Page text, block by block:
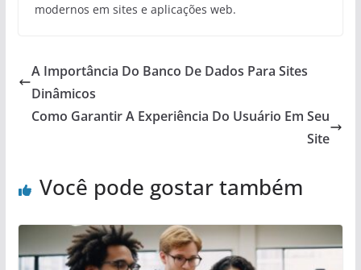
modernos em sites e aplicações web.
A Importância Do Banco De Dados Para Sites
Dinâmicos
Como Garantir A Experiência Do Usuário Em Seu
Site
Você pode gostar também